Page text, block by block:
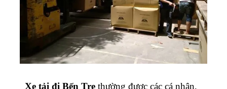
Xe tải đi Bến Tre thường được các cá nhân,